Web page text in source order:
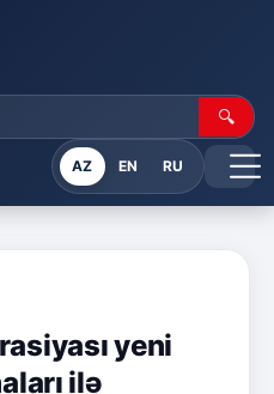
🔍
AZ EN RU
yeni
ilə